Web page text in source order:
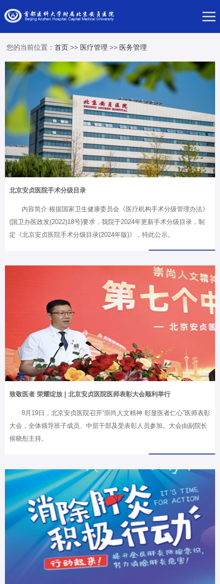
您的当前位置：首页 >> 医疗管理 >> 医务管理
北京安贞医院手术分级目录
内容简介:根据国家卫生健康委员会《医疗机构手术分级管理办法》
(国卫办医政发(2022)18号)要求，我院于2024年更新手术分级目录，制
定《北京安贞医院手术分级目录(2024年版)》，特此公示。
致敬医者 荣耀绽放 | 北京安贞医院医师表彰大会顺利举行
8月19日，北京安贞医院召开“崇尚人文精神 彰显医者仁心”医师表彰
大会，全体领导班子成员、中层干部及受表彰人员参加。大会由副院长
侯晓彤主持。